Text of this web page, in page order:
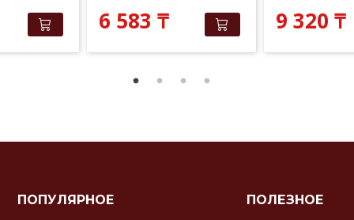
6 583 ₸ 9 320 ₸
ПОПУЛЯРНОЕ ПОЛЕЗНОЕ